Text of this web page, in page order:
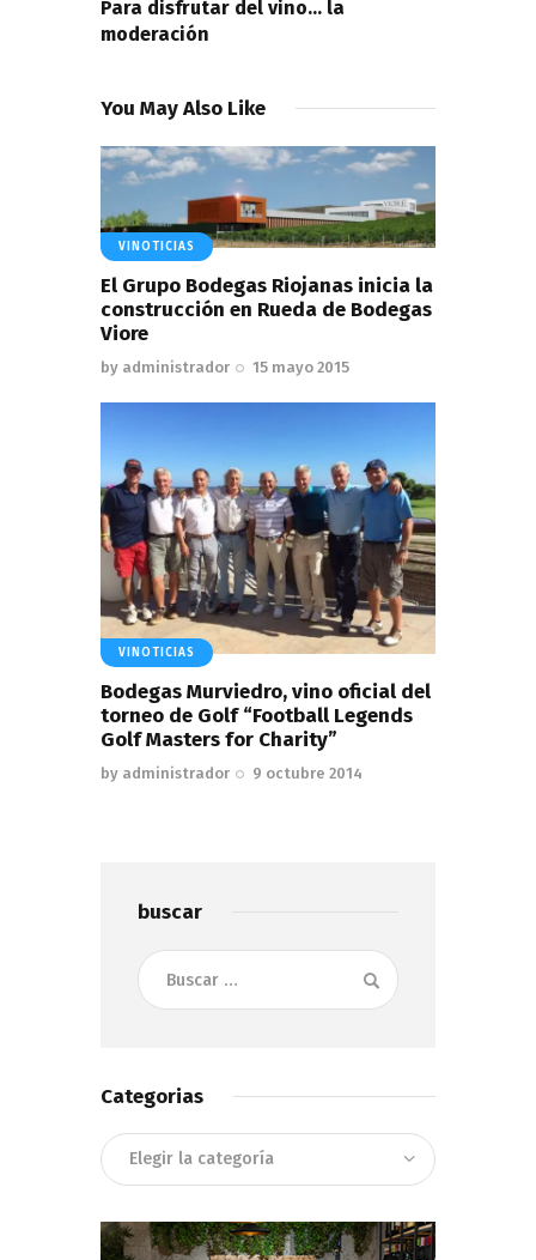
Para disfrutar del vino… la
moderación
You May Also Like
VINOTICIAS
El Grupo Bodegas Riojanas inicia la
construcción en Rueda de Bodegas
Viore
by administrador 15 mayo 2015
VINOTICIAS
Bodegas Murviedro, vino oficial del
torneo de Golf “Football Legends
Golf Masters for Charity”
by administrador 9 octubre 2014
buscar
Buscar:
Categorias
Categorias